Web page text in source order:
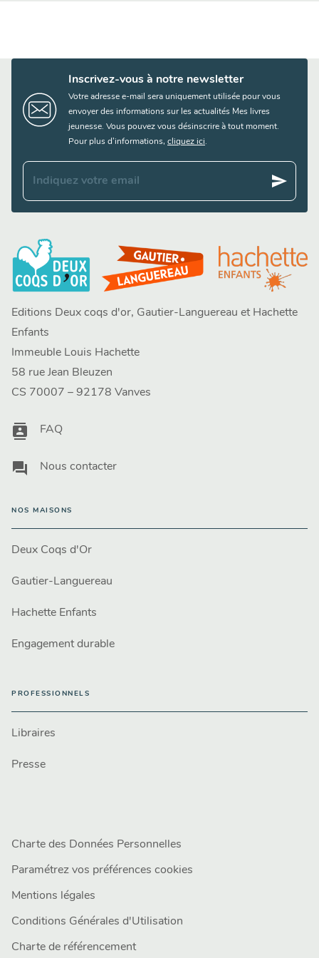
Inscrivez-vous à notre newsletter
Votre adresse e-mail sera uniquement utilisée pour vous
envoyer des informations sur les actualités Mes livres
jeunesse. Vous pouvez vous désinscrire à tout moment.
Pour plus d’informations, cliquez ici.
Indiquez votre email send
Editions Deux coqs d'or, Gautier-Languereau et Hachette
Enfants
Immeuble Louis Hachette
58 rue Jean Bleuzen
CS 70007 – 92178 Vanves
contacts FAQ
question_answer Nous contacter
NOS MAISONS
Deux Coqs d'Or
Gautier-Languereau
Hachette Enfants
Engagement durable
PROFESSIONNELS
Libraires
Presse
Charte des Données Personnelles
Paramétrez vos préférences cookies
Mentions légales
Conditions Générales d'Utilisation
Charte de référencement